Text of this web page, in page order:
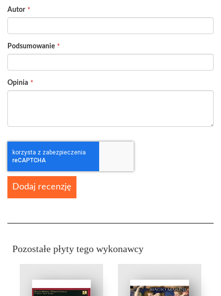
star
stars
stars
stars
stars
Autor
Podsumowanie
Opinia
Dodaj recenzję
Pozostałe płyty tego wykonawcy